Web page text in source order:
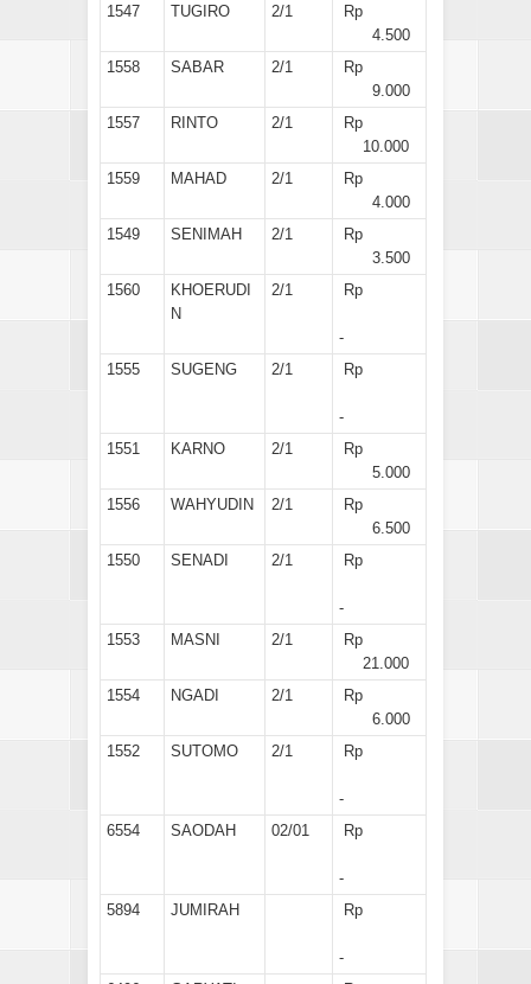
1547
TUGIRO 2/1
Rp
4.500
1558
SABAR 2/1
Rp
9.000
1557
RINTO 2/1
Rp
10.000
1559
MAHAD 2/1
Rp
4.000
1549
SENIMAH 2/1
Rp
3.500
1560
KHOERUDI
N
2/1 Rp
-
1555
SUGENG 2/1 Rp
-
1551
KARNO 2/1
Rp
5.000
1556
WAHYUDIN 2/1
Rp
6.500
1550
SENADI 2/1 Rp
-
1553
MASNI 2/1
Rp
21.000
1554
NGADI 2/1
Rp
6.000
1552
SUTOMO 2/1 Rp
-
6554
SAODAH 02/01 Rp
-
5894
JUMIRAH Rp
-